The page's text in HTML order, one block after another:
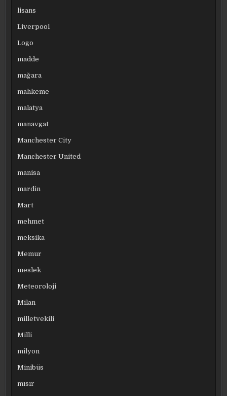
lisans
Liverpool
Logo
madde
mağara
mahkeme
malatya
manavgat
Manchester City
Manchester United
manisa
mardin
Mart
mehmet
meksika
Memur
meslek
Meteoroloji
Milan
milletvekili
Milli
milyon
Minibüs
mısır